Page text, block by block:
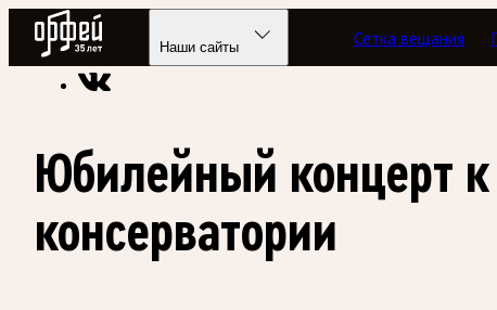
Радио Орфей
Наши сайты Сетка вещания
Радио классической музыки «Орфей» Новости
Юбилейный концерт к
консерватории